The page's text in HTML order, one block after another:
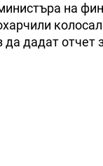
на
да дадат отчет